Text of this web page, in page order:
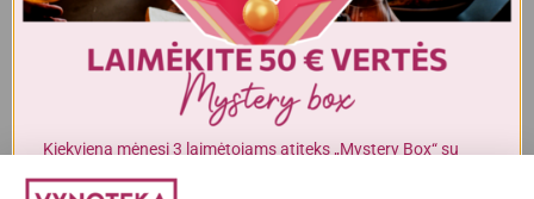
Turite patvirtinti amžių
Alkoholinius gėrimus gali įsigyti tik asmenys, kuriems yra
kaip 20 metų
Naudingi patarimai
Kiekvieną mėnesį 3 laimėtojams atiteks „Mystery Box“ su
gurmaniškais „Vynoteka“ produktais.